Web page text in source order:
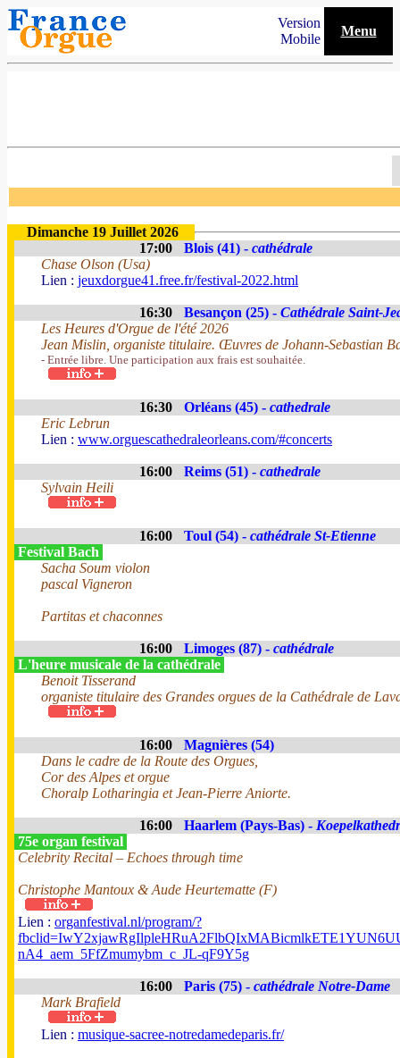
Version
Mobile
Menu
Dimanche 19 Juillet 2026
17:00
Blois (41) - cathédrale
Chase Olson (Usa)
Lien : jeuxdorgue41.free.fr/festival-2022.html
16:30 Besançon (25) - Cathédrale Saint-
Les Heures d'Orgue de l'été 2026
Jean Mislin, organiste titulaire. Œuvres de Johann-Sebastian
- Entrée libre. Une participation aux frais est souhaitée.
16:30 Orléans (45) - cathedrale
Eric Lebrun
Lien : www.orguescathedraleorleans.com/#concerts
16:00 Reims (51) - cathedrale
Sylvain Heili
16:00 Toul (54) - cathédrale St-Etienne
Festival Bach
Sacha Soum violon
pascal Vigneron
Partitas et chaconnes
16:00 Limoges (87) - cathédrale
L'heure musicale de la cathédrale
Benoit Tisserand
organiste titulaire des Grandes orgues de la Cathédrale de
16:00
Magnières (54)
Dans le cadre de la Route des Orgues,
Cor des Alpes et orgue
Choralp Lotharingia et Jean-Pierre Aniorte.
16:00 Haarlem (Pays-Bas) -
75e organ festival
Celebrity Recital – Echoes through time
Christophe Mantoux & Aude Heurtematte (F)
Lien : organfestival.nl/program/?
nA4_aem_5FfZmumybm_c_JL-qF9Y5g
16:00 Paris (75) - cathédrale Notre-Dame
Mark Brafield
Lien : musique-sacree-notredamedeparis.fr/